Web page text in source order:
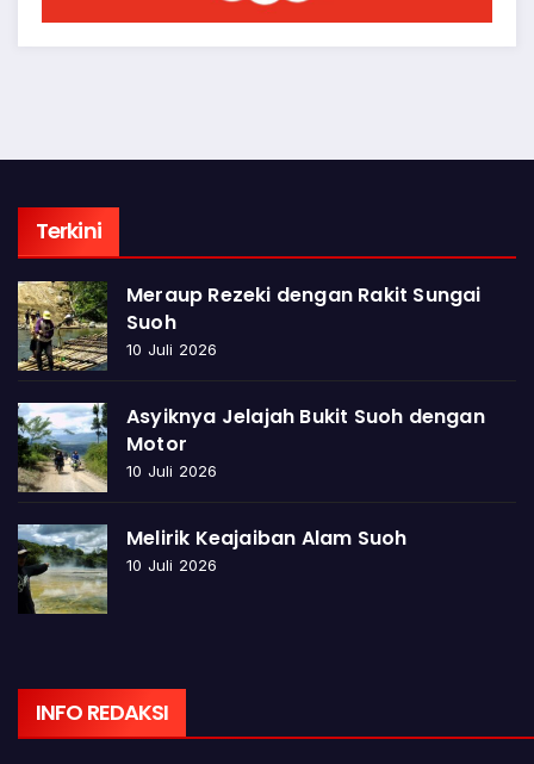
Terkini
Meraup Rezeki dengan Rakit Sungai
Suoh
10 Juli 2026
Asyiknya Jelajah Bukit Suoh dengan
Motor
10 Juli 2026
Melirik Keajaiban Alam Suoh
10 Juli 2026
INFO REDAKSI